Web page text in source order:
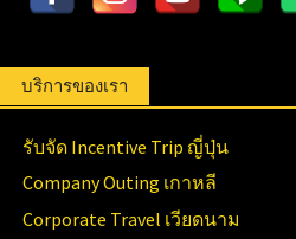
บริการของเรา
รับจัด Incentive Trip ญี่ปุ่น
Company Outing เกาหลี
Corporate Travel เวียดนาม